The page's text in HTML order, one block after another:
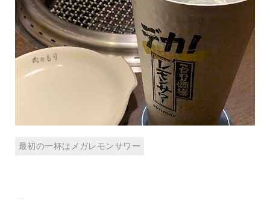
最初の一杯はメガレモンサワー